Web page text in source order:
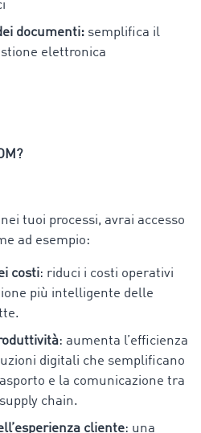
documenti: semplifica il
elettronica
tuoi processi, avrai accesso
ad esempio:
costi: riduci i costi operativi
più intelligente delle
: aumenta l’efficienza
digitali che semplificano
e la comunicazione tra
chain.
cliente: una